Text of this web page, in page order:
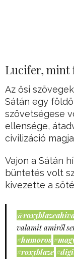
Lucifer, mint
Az ősi
Sátán egy
szövetségese
ellensége,
civilizáció
Vajon a Sátán
büntetés volt
kivezette a
valamit amiről
#humoros
#roxyblaze